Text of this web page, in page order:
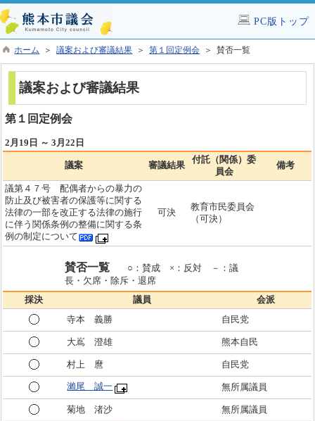
PC版トップ
ホーム ＞議案および審議結果 ＞第１回定例会 ＞ 賛否一覧
議案および審議結果
第１回定例会
2月19日 ～ 3月22日
議案 審議結果
付託（関係）委
員会
備考
議第４７号 配偶者からの暴力の
防止及び被害者の保護等に関する
法律の一部を改正する法律の施行
に伴う関係条例の整備に関する条
例の制定について
可決
教育市民委員会
（可決）
賛否一覧
○：賛成 ×：反対 －：議
長・欠席・除斥・退席
採決 議員
会派
寺本 義勝
自民党
大嶌 澄雄 熊本自民
村上 麿 自民党
瀨尾 誠一 無所属議員
菊地 渚沙 無所属議員